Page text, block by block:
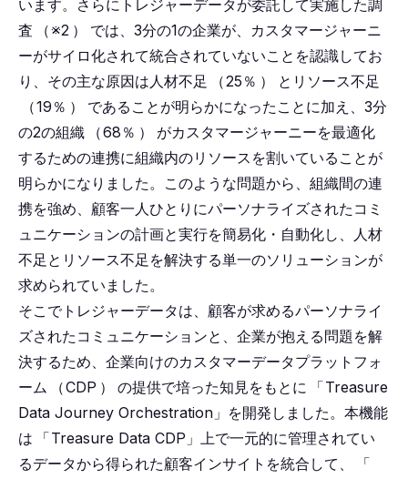
います。さらにトレジャーデータが委託して実施した調
査
（※2 ）
では、3分の1の企業が、カスタマージャーニ
ーがサイロ化されて統合されていないことを認識してお
り、その主な原因は人材不足
（25％ ）
とリソース不足
（19％ ）
であることが明らかになったことに加え、3分
の2の組織
（68％ ）
がカスタマージャーニーを最適化
するための連携に組織内のリソースを割いていることが
明らかになりました。このような問題から、組織間の連
携を強め、顧客一人ひとりにパーソナライズされたコミ
ュニケーションの計画と実行を簡易化・自動化し、人材
不足とリソース不足を解決する単一のソリューションが
求められていました。
そこでトレジャーデータは、顧客が求めるパーソナライ
ズされたコミュニケーションと、企業が抱える問題を解
決するため、企業向けのカスタマーデータプラットフォ
ーム
（CDP ） の提供で培った知見をもとに 「Treasure
Data Journey Orchestration」を開発しました。本機能
は
「Treasure Data CDP」上で一元的に管理されてい
るデータから得られた顧客インサイトを統合して、
「